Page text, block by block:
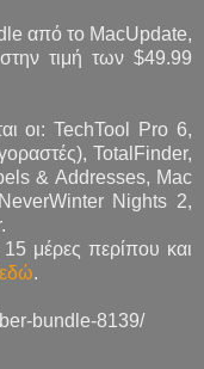
από το MacUpdate,
τιμή των $49.99
οι: TechTool Pro 6,
TotalFinder,
& Addresses, Mac
Nights 2,
μέρες περίπου και
εδώ.
bundle-8139/